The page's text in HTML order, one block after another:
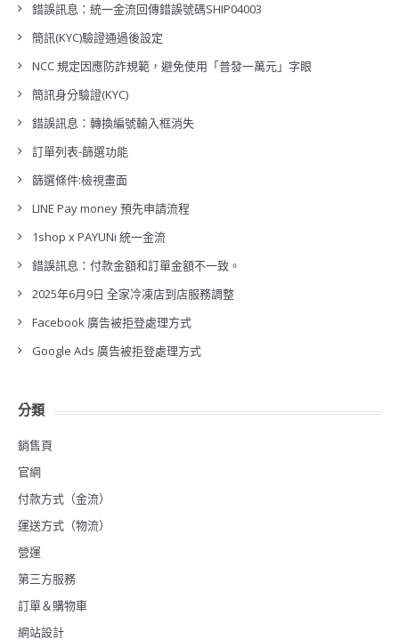
錯誤訊息：統一金流回傳錯誤號碼SHIP04003
簡訊(KYC)驗證通過後設定
NCC 規定因應防詐規範，避免使用「普發一萬元」字眼
簡訊身分驗證(KYC)
錯誤訊息：轉換編號輸入框消失
訂單列表-篩選功能
篩選條件:檢視畫面
LINE Pay money 預先申請流程
1shop x PAYUNi 統一金流
錯誤訊息：付款金額和訂單金額不一致。
2025年6月9日 全家冷凍店到店服務調整
Facebook 廣告被拒登處理方式
Google Ads 廣告被拒登處理方式
分類
銷售頁
官網
付款方式（金流）
運送方式（物流）
營運
第三方服務
訂單＆購物車
網站設計